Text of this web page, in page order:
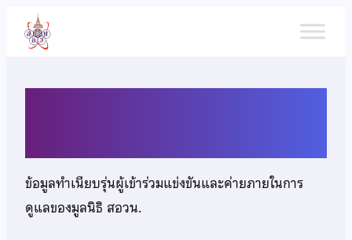
เนื้อหา
ข้อมูลทำเนียบรุ่นผู้เข้าร่วมแข่งขันและค่ายภายในการ
ดูแลของมูลนิธิ สอวน.